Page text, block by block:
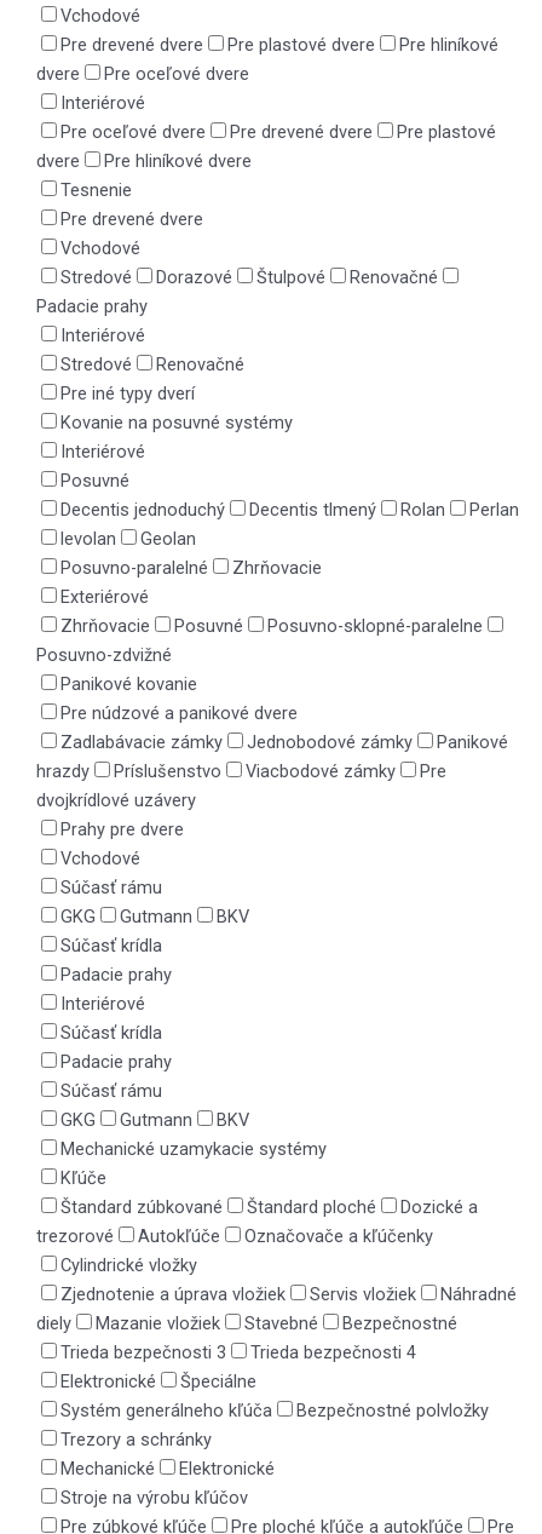
Vchodové
Pre drevené dvere
Pre plastové dvere
Pre hliníkové
dvere
Pre oceľové dvere
Interiérové
Pre oceľové dvere
Pre drevené dvere
Pre plastové
dvere
Pre hliníkové dvere
Tesnenie
Pre drevené dvere
Vchodové
Stredové
Dorazové Štulpové
Renovačné
Padacie prahy
Interiérové
Stredové
Renovačné
Pre iné typy dverí
Kovanie na posuvné systémy
Interiérové
Posuvné
Decentis jednoduchý
Decentis tlmený Rolan
Perlan
levolan
Geolan
Posuvno-paralelné
Zhrňovacie
Exteriérové
Zhrňovacie
Posuvné
Posuvno-sklopné-paralelne
Posuvno-zdvižné
Panikové kovanie
Pre núdzové a panikové dvere
Zadlabávacie zámky
Jednobodové zámky
Panikové
hrazdy
Príslušenstvo Viacbodové zámky
Pre
dvojkrídlové uzávery
Prahy pre dvere
Vchodové
Súčasť rámu
GKG
Gutmann
BKV
Súčasť krídla
Padacie prahy
Interiérové
Súčasť krídla
Padacie prahy
Súčasť rámu
GKG
Gutmann
BKV
Mechanické uzamykacie systémy
Kľúče
Štandard zúbkované
Štandard ploché
Dozické a
trezorové
Autokľúče
Označovače a kľúčenky
Cylindrické vložky
Zjednotenie a úprava vložiek
Servis vložiek
Náhradné
diely
Mazanie vložiek Stavebné
Bezpečnostné
Trieda bezpečnosti 3
Trieda bezpečnosti 4
Elektronické
Špeciálne
Systém generálneho kľúča
Bezpečnostné polvložky
Trezory a schránky
Mechanické
Elektronické
Stroje na výrobu kľúčov
Pre zúbkové kľúče
Pre ploché kľúče a autokľúče Pre